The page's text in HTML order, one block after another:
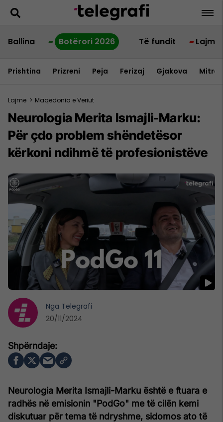
Ballina Botërori 2026 Të fundit Lajme
Prishtina Prizreni Peja Ferizaj Gjakova
Lajme > Maqedonia e Veriut
Neurologia Merita Ismajli-Marku:
Për çdo problem shëndetësor
kërkoni ndihmë të profesionistëve
Neurologia Merita Ismajli-Marku është e ftuara e
radhës në emisionin "PodGo" me të cilën kemi
diskutuar për tema të ndryshme, sidomos ato të
Nga Telegrafi
20/11/2024